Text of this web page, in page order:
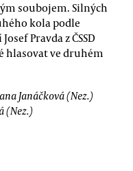
soubojem. Silných
kola podle
Pravda z ČSSD
hlasovat ve druhém
Janáčková (Nez.)
(Nez.)